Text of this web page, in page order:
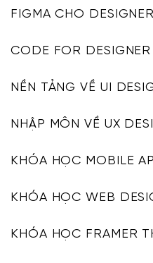
FIGMA CHO
CODE FOR DESIGNER
NỀN TẢNG VỀ UI
NHẬP MÔN VỀ UX
KHÓA HỌC MOBILE
KHÓA HỌC WEB
KHÓA HỌC FRAMER